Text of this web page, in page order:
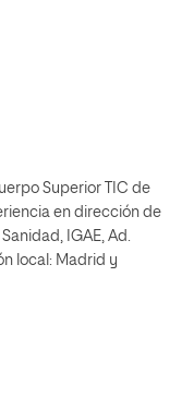
Superior TIC de
en dirección de
IGAE, Ad.
local: Madrid y